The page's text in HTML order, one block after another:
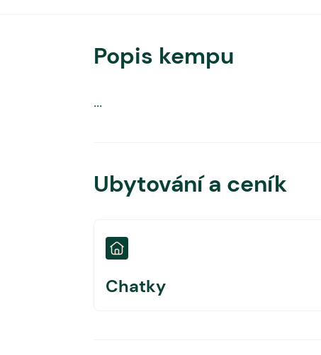
Popis kempu
...
Ubytování a ceník
Chatky